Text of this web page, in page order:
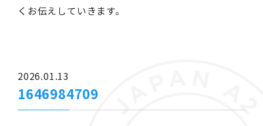
くお伝えしていきます。
2026.01.13
1646984709